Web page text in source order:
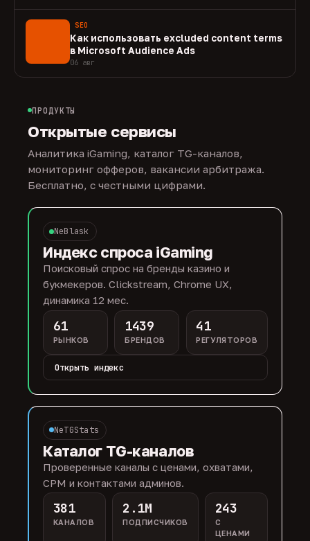
SEO
Как использовать excluded content terms
в Microsoft Audience Ads
06 авг
ПРОДУКТЫ
Открытые сервисы
Аналитика iGaming, каталог TG-каналов,
мониторинг офферов, вакансии арбитража.
Бесплатно, с честными цифрами.
NeBlask
Индекс спроса iGaming
Поисковый спрос на бренды казино и
букмекеров. Clickstream, Chrome UX,
динамика 12 мес.
61
РЫНКОВ
1439
БРЕНДОВ
41
РЕГУЛЯТОРОВ
Открыть индекс
NeTGStats
Каталог TG-каналов
Проверенные каналы с ценами, охватами,
CPM и контактами админов.
381
КАНАЛОВ
2.1M
ПОДПИСЧИКОВ
243
С
ЦЕНАМИ